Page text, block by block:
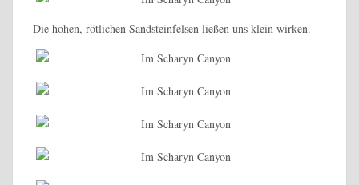
Die hohen, rötlichen Sandsteinfelsen ließen uns klein wirken.